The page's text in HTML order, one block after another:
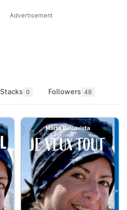
Advertisement
Stacks 0 Followers 49